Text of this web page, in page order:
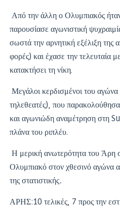
Από την άλλη ο Ολυμπιακός
παρουσίασε αγωνιστική
σωστά την αρνητική εξέλιξη
φορές) και έχασε την τελευταία
κατακτήσει τη νίκη.
Μεγάλοι κερδισμένοι του αγώνα
τηλεθεατές), που
και αγωνιώδη αναμέτρηση στη
πλάνα του ριπλέυ.
Η μερική ανωτερότητα του Άρη
Ολυμπιακό στον χθεσινό αγώνα
της στατιστικής.
ΑΡΗΣ:10 τελικές, 7 προς την